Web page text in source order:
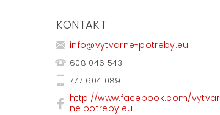
KONTAKT
info@vytvarne-potreby.eu
608 046 543
777 604 089
http://www.facebook.com/vytvar
ne.potreby.eu